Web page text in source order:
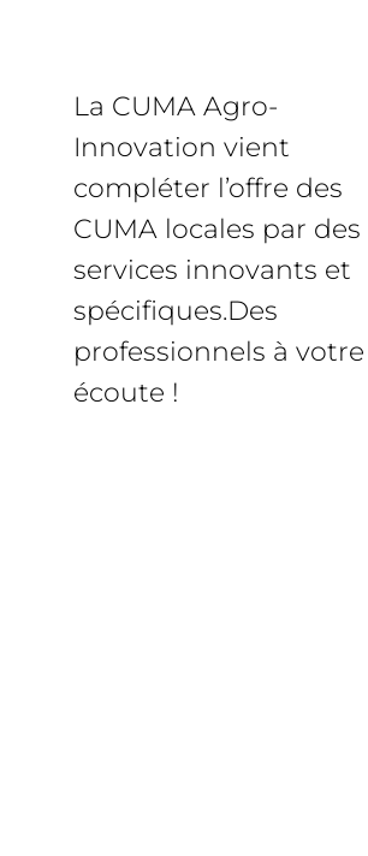
La CUMA Agro-
Innovation vient
compléter l’offre des
CUMA locales par des
services innovants et
spécifiques.Des
professionnels à votre
écoute !